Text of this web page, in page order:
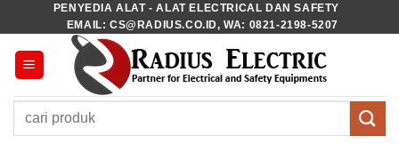
to
content
PENYEDIA ALAT - ALAT ELECTRICAL DAN SAFETY
EMAIL: CS@RADIUS.CO.ID, WA: 0821-2198-5207
Pencarian